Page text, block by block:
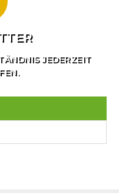
JEDERZEIT